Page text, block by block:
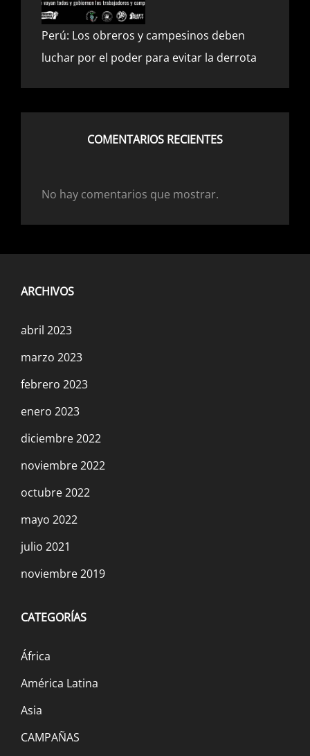
Perú: Los obreros y campesinos deben
luchar por el poder para evitar la derrota
2 febrero, 2023
interburguesas entre camachistas y
22 enero, 2023
Perú: sólo la revolución terminará con la
explotación y la decadencia económica y
social
Ganó Lula, siguen perdiendo los
trabajadores
COMENTARIOS RECIENTES
No hay comentarios que mostrar.
ARCHIVOS
abril 2023
marzo 2023
febrero 2023
enero 2023
diciembre 2022
noviembre 2022
octubre 2022
mayo 2022
julio 2021
noviembre 2019
CATEGORÍAS
África
América Latina
Asia
CAMPAÑAS